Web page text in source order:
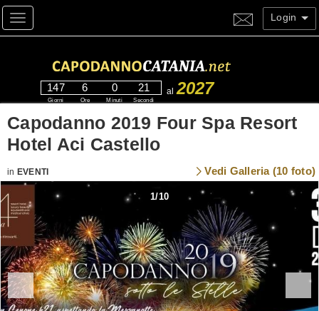
Toggle navigation Login
147
Giorni
6
Ore
0
Minuti
20
Secondi
al 2027
Capodanno 2019 Four Spa Resort
Hotel Aci Castello
in EVENTI Vedi Galleria (10 foto)
1/10